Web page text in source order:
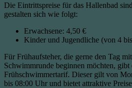
Die Eintrittspreise für das Hallenbad
gestalten sich wie folgt:
Erwachsene: 4,50 €
Kinder und Jugendliche (von 4
Für Frühaufsteher, die gerne den Tag
Schwimmrunde beginnen möchten, gibt
Frühschwimmertarif. Dieser gilt von
bis 08:00 Uhr und bietet attraktive